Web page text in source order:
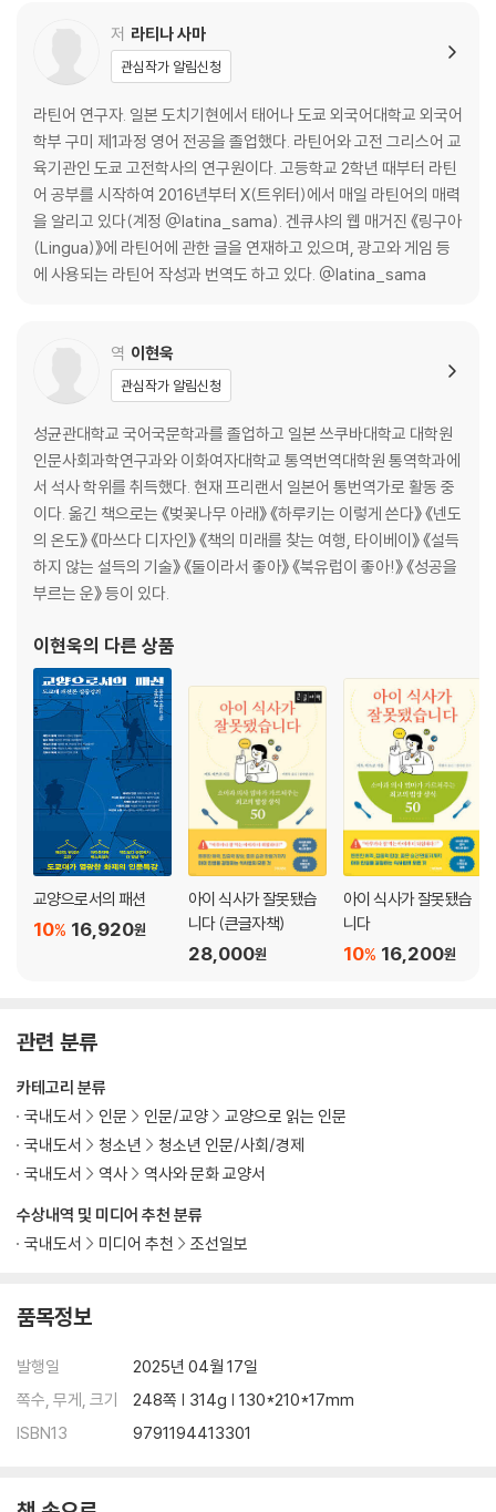
신대륙에까지 남은 로마 황제의 이름
라틴어를 통해 밝혀진 콜럼버스의 항해
라틴아메리카와 라틴어
에도 시대와 로마시 공민권
네르친스크 조약에 쓰인 라틴어
미국의 독립기념일이 새겨진 그 석판은?
‘경이로운 해’와 ‘끔찍한 해’
제2장 라틴어와 정치
신시내티에서 배우는 정치가의 사상
뇌물을 싫어한 로마의 정치가들
대통령 암살자가 외친 라틴어
포에니 전쟁의 전술에서 배우자
후보자는 ‘성실’해야 하고, 투표는 ‘부탁’하는 것이다
대통령 취임식과 새점
파시즘과 고대 로마
정치에 이용되는 라틴어
정부와 사이버와 조타수
성서 암송이 좌우한 재판
패션프루트는 ‘정열의 과일’이 아니다
크리스마스 캐럴의 라틴어
글로리아 인 엑셀시스 데오
채플과 아카펠라와 비옷
카푸치노의 어원이 된 수도회
레퀴엠은 원래 ‘진혼곡’이 아니었다?
주기도문과 ‘신경(信經)’
밸런타인데이의 유래는 진짜일까?
고디바 초콜릿 로고의 유래
라틴어로 쓰인 루터의 〈95개조 반박문〉
성 베드로 대성당에 새겨진 라틴어
제4장 라틴어와 과학
대 플리니우스의 백과사전
고대의 타임캡슐, 폼페이의 최후
유명한 과학책은 라틴어로 씌었다
관성의 법칙과 지동설도 라틴어로 발표되었다
페르마가 남긴 메모
태양계의 라틴어
12개 별자리의 라틴어
호모 사피엔스와 지미 헨드릭스, 흥미로운 라틴어 학명들
학명을 알면 깊이 이해할 수 있다
인체에 숨어 있는 가자미와 쥐
아직 더 있다! 인체의 라틴어
라틴어에서 유래된 영양소 이름
라틴어에서 유래된 질병과 약
저 라티나 사마
관심작가 알림신청
라틴어 연구자. 일본 도치기현에서 태어나 도쿄 외국어대학교 외국어
학부 구미 제1과정 영어 전공을 졸업했다. 라틴어와 고전 그리스어 교
육기관인 도쿄 고전학사의 연구원이다. 고등학교 2학년 때부터 라틴
어 공부를 시작하여 2016년부터 X(트위터)에서 매일 라틴어의 매력
을 알리고 있다(계정 @latina_sama). 겐큐샤의 웹 매거진 《링구아
(Lingua)》에 라틴어에 관한 글을 연재하고 있으며, 광고와 게임 등
에 사용되는 라틴어 작성과 번역도 하고 있다. @latina_sama
역 이현욱
관심작가 알림신청
성균관대학교 국어국문학과를 졸업하고 일본 쓰쿠바대학교 대학원
인문사회과학연구과와 이화여자대학교 통역번역대학원 통역학과에
서 석사 학위를 취득했다. 현재 프리랜서 일본어 통번역가로 활동 중
이다. 옮긴 책으로는 《벚꽃나무 아래》 《하루키는 이렇게 쓴다》 《넨도
의 온도》 《마쓰다 디자인》 《책의 미래를 찾는 여행, 타이베이》 《설득
하지 않는 설득의 기술》 《둘이라서 좋아》 《북유럽이 좋아!》 《성공을
부르는 운》 등이 있다.
이현욱의 다른 상품
교양으로서의 패션
16,920원
10%
아이 식사가 잘못됐습
니다 (큰글자책)
28,000원
아이 식사가 잘못됐습
니다
16,200원
10%
관련 분류
수상내역 및 미디어 추천 분류
국내도서
미디어 추천 조선일보
카테고리 분류
국내도서
인문 인문/교양
교양으로 읽는 인문
국내도서
청소년
청소년 인문/사회/경제
국내도서
역사 역사와 문화 교양서
품목정보
발행일
2025년 04월 17일
쪽수, 무게, 크기
248쪽 | 314g | 130*210*17mm
ISBN13
9791194413301